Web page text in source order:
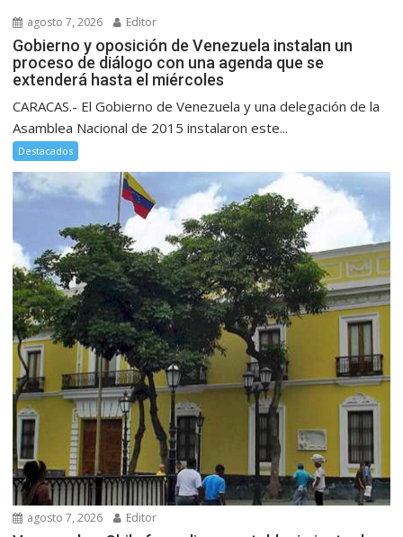
agosto 7, 2026 Editor
Gobierno y oposición de Venezuela instalan un
proceso de diálogo con una agenda que se
extenderá hasta el miércoles
CARACAS.- El Gobierno de Venezuela y una delegación de la
Asamblea Nacional de 2015 instalaron este...
Destacados
agosto 7, 2026 Editor